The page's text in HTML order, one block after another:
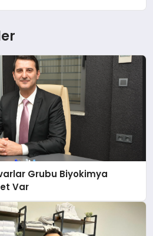
Grubu Biyokimya
Var